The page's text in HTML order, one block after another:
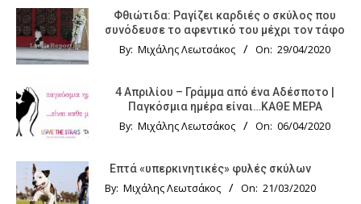
Φθιώτιδα: Ραγίζει καρδιές ο σκύλος που
συνόδευσε το αφεντικό του μέχρι τον τάφο
By: Μιχάλης Λεωτσάκος On: 29/04/2020
4 Απριλίου – Γράμμα από ένα Αδέσποτο |
Παγκόσμια ημέρα είναι…ΚΑΘΕ ΜΕΡΑ
By: Μιχάλης Λεωτσάκος On: 06/04/2020
Επτά «υπερκινητικές» φυλές σκύλων
By: Μιχάλης Λεωτσάκος On: 21/03/2020